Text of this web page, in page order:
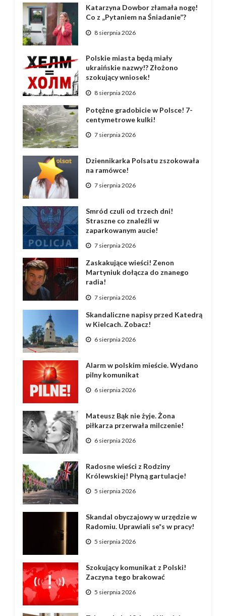
Katarzyna Dowbor złamała nogę!
Co z „Pytaniem na Śniadanie”?
8 sierpnia 2026
Polskie miasta będą miały
ukraińskie nazwy!? Złożono
szokujący wniosek!
8 sierpnia 2026
Potężne gradobicie w Polsce! 7-
centymetrowe kulki!
7 sierpnia 2026
Dziennikarka Polsatu zszokowała
na ramówce!
7 sierpnia 2026
Smród czuli od trzech dni!
Straszne co znaleźli w
zaparkowanym aucie!
7 sierpnia 2026
Zaskakujące wieści! Zenon
Martyniuk dołącza do znanego
radia!
7 sierpnia 2026
Skandaliczne napisy przed Katedrą
w Kielcach. Zobacz!
6 sierpnia 2026
Alarm w polskim mieście. Wydano
pilny komunikat
6 sierpnia 2026
Mateusz Bąk nie żyje. Żona
piłkarza przerwała milczenie!
6 sierpnia 2026
Radosne wieści z Rodziny
Królewskiej! Płyną gartulacje!
5 sierpnia 2026
Skandal obyczajowy w urzędzie w
Radomiu. Uprawiali se*s w pracy!
5 sierpnia 2026
Szokujący komunikat z Polski!
Zaczyna tego brakować
5 sierpnia 2026